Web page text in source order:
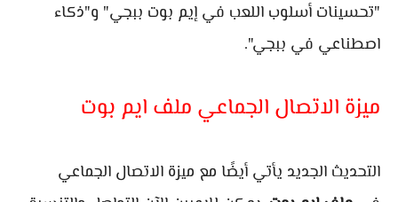
"تحسينات أسلوب اللعب في إيم بوت ببجي" و"ذكاء
اصطناعي في ببجي".
ميزة الاتصال الجماعي ملف ايم بوت
التحديث الجديد يأتي أيضًا مع ميزة الاتصال الجماعي